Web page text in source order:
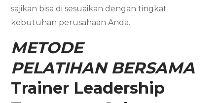
sajikan bisa di sesuaikan dengan tingkat
kebutuhan perusahaan Anda.
METODE
PELATIHAN BERSAMA
Trainer Leadership